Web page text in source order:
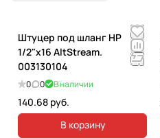
Штуцер под шланг НР
1/2"х16 AltStream.
003130104
0 0 В наличии
140.68 руб.
В корзину